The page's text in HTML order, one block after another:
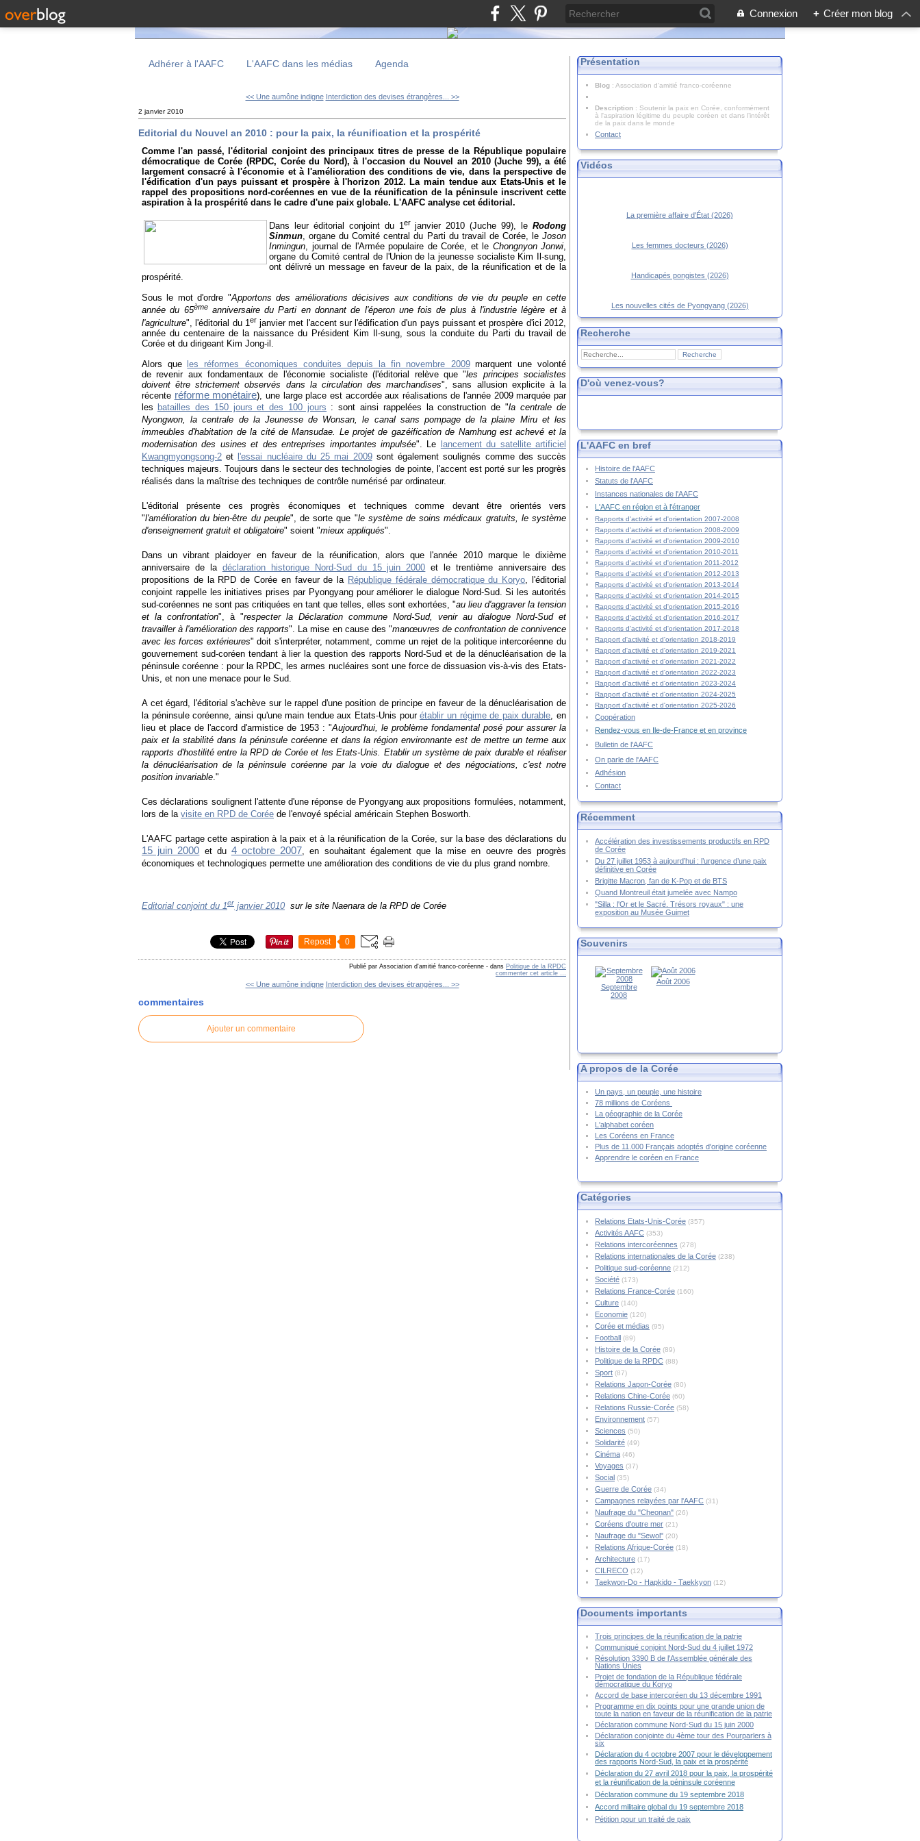
Connexion + Créer mon blog
Adhérer à l'AAFC L'AAFC dans les médias Agenda
<< Une aumône indigne Interdiction des devises étrangères... >>
2 janvier 2010
Editorial du Nouvel an 2010 : pour la paix, la réunification et la prospérité
Comme l'an passé, l'éditorial conjoint des principaux titres de presse de la République populaire
démocratique de Corée (RPDC, Corée du Nord), à l'occasion du Nouvel an 2010 (Juche 99), a été
largement consacré à l'économie et à l'amélioration des conditions de vie, dans la perspective de
l'édification d'un pays puissant et prospère à l'horizon 2012. La main tendue aux Etats-Unis et le
rappel des propositions nord-coréennes en vue de la réunification de la péninsule inscrivent cette
aspiration à la prospérité dans le cadre d'une paix globale. L'AAFC analyse cet éditorial.
Dans leur éditorial conjoint du 1erjanvier 2010 (Juche 99), leRodong
Sinmun , organe du Comité central du Parti du travail de Corée, le Joson
Inmingun , journal de l'Armée populaire de Corée, et le Chongnyon Jonwi
organe du Comité central de l'Union de la jeunesse socialiste Kim Il-sung,
ont délivré un message en faveur de la paix, de la réunification et de la
prospérité.
Sous le mot d'ordre "Apportons des améliorations décisives aux conditions de vie du peuple en cette
année du 65èmeanniversaire du Parti en donnant de l'éperon une fois de plus à l'industrie légère et à
l'agriculture", l'éditorial du 1erjanvier met l'accent sur l'édification d'un pays puissant et prospère d'ici 2012,
année du centenaire de la naissance du Président Kim Il-sung, sous la conduite du Parti du travail de
Corée et du dirigeant Kim Jong-il.
Alors que les réformes économiques conduites depuis la fin novembre 2009 marquent une volonté
de revenir aux fondamentaux de l'économie socialiste (l'éditorial relève que "les principes socialistes
doivent être strictement observés dans la circulation des marchandises", sans allusion explicite à la
récente réforme monétaire), une large place est accordée aux réalisations de l'année 2009 marquée par
les batailles des 150 jours et des 100 jours : sont ainsi rappelées la construction de "la centrale de
Nyongwon, la centrale de la Jeunesse de Wonsan, le canal sans pompage de la plaine Miru et les
immeubles d'habitation de la cité de Mansudae. Le projet de gazéification de Namhung est achevé et la
modernisation des usines et des entreprises importantes impulsée". Le lancement du satellite artificiel
Kwangmyongsong-2 et l'essai nucléaire du 25 mai 2009 sont également soulignés comme des succès
techniques majeurs. Toujours dans le secteur des technologies de pointe, l'accent est porté sur les progrès
réalisés dans la maîtrise des techniques de contrôle numérisé par ordinateur.
L'éditorial présente ces progrès économiques et techniques comme devant être orientés vers
"l'amélioration du bien-être du peuple", de sorte que "le système de soins médicaux gratuits, le système
d'enseignement gratuit et obligatoire" soient "mieux appliqués".
Dans un vibrant plaidoyer en faveur de la réunification, alors que l'année 2010 marque le dixième
anniversaire de la déclaration historique Nord-Sud du 15 juin 2000 et le trentième anniversaire des
propositions de la RPD de Corée en faveur de la République fédérale démocratique du Koryo , l'éditorial
conjoint rappelle les initiatives prises par Pyongyang pour améliorer le dialogue Nord-Sud. Si les autorités
sud-coréennes ne sont pas critiquées en tant que telles, elles sont exhortées, "au lieu d'aggraver la tension
et la confrontation", à "respecter la Déclaration commune Nord-Sud, venir au dialogue Nord-Sud et
travailler à l'amélioration des rapports". La mise en cause des "manœuvres de confrontation de connivence
avec les forces extérieures" doit s'interpréter, notamment, comme un rejet de la politique intercoréenne du
gouvernement sud-coréen tendant à lier la question des rapports Nord-Sud et de la dénucléarisation de la
péninsule coréenne : pour la RPDC, les armes nucléaires sont une force de dissuasion vis-à-vis des Etats-
Unis, et non une menace pour le Sud.
A cet égard, l'éditorial s'achève sur le rappel d'une position de principe en faveur de la dénucléarisation de
la péninsule coréenne, ainsi qu'une main tendue aux Etats-Unis pour établir un régime de paix durable , en
lieu et place de l'accord d'armistice de 1953 : "Aujourd'hui, le problème fondamental posé pour assurer la
paix et la stabilité dans la péninsule coréenne et dans la région environnante est de mettre un terme aux
rapports d'hostilité entre la RPD de Corée et les Etats-Unis. Etablir un système de paix durable et réaliser
la dénucléarisation de la péninsule coréenne par la voie du dialogue et des négociations, c'est notre
position invariable ."
Ces déclarations soulignent l'attente d'une réponse de Pyongyang aux propositions formulées, notamment,
lors de la visite en RPD de Corée de l'envoyé spécial américain Stephen Bosworth.
L'AAFC partage cette aspiration à la paix et à la réunification de la Corée, sur la base des déclarations du
15 juin 2000 et du 4 octobre 2007 , en souhaitant également que la mise en oeuvre des progrès
économiques et technologiques permette une amélioration des conditions de vie du plus grand nombre.
Editorial conjoint du 1er janvier 2010 sur le site Naenara de la RPD de Corée
Repost 0
Publié par Association d'amitié franco-coréenne - dans Politique de la RPDC
commenter cet article
<< Une aumône indigne Interdiction des devises étrangères... >>
commentaires
Ajouter un commentaire
Présentation
Blog : Association d'amitié franco-coréenne
Description : Soutenir la paix en Corée, conformément
à l'aspiration légitime du peuple coréen et dans l’intérêt
de la paix dans le monde
Contact
Vidéos
La première affaire d'État (2026)
Les femmes docteurs (2026)
Handicapés pongistes (2026)
Les nouvelles cités de Pyongyang (2026)
Recherche
D'où venez-vous?
L'AAFC en bref
Histoire de l'AAFC
Statuts de l'AAFC
Instances nationales de l'AAFC
L'AAFC en région et à l'étranger
Rapports d'activité et d'orientation 2007-2008
Rapports d'activité et d'orientation 2008-2009
Rapports d'activité et d'orientation 2009-2010
Rapports d'activité et d'orientation 2010-2011
Rapports d'activité et d'orientation 2011-2012
Rapports d'activité et d'orientation 2012-2013
Rapports d'activité et d'orientation 2013-2014
Rapports d'activité et d'orientation 2014-2015
Rapports d'activité et d'orientation 2015-2016
Rapports d'activité et d'orientation 2016-2017
Rapports d'activité et d'orientation 2017-2018
Rapport d'activité et d'orientation 2018-2019
Rapport d'activité et d'orientation 2019-2021
Rapport d'activité et d'orientation 2021-2022
Rapport d'activité et d'orientation 2022-2023
Rapport d'activité et d'orientation 2023-2024
Rapport d'activité et d'orientation 2024-2025
Rapport d'activité et d'orientation 2025-2026
Coopération
Rendez-vous en Ile-de-France et en province
Bulletin de l'AAFC
On parle de l'AAFC
Adhésion
Contact
Récemment
Accélération des investissements productifs en RPD
de Corée
Du 27 juillet 1953 à aujourd’hui : l’urgence d’une paix
définitive en Corée
Brigitte Macron, fan de K-Pop et de BTS
Quand Montreuil était jumelée avec Nampo
"Silla : l'Or et le Sacré. Trésors royaux" : une
exposition au Musée Guimet
Souvenirs
Septembre
2008
Août 2006
A propos de la Corée
Un pays, un peuple, une histoire
78 millions de Coréens
La géographie de la Corée
L'alphabet coréen
Les Coréens en France
Plus de 11.000 Français adoptés d'origine coréenne
Apprendre le coréen en France
Catégories
Relations Etats-Unis-Corée (357)
Activités AAFC (353)
Relations intercoréennes (278)
Relations internationales de la Corée (238)
Politique sud-coréenne (212)
Société (173)
Relations France-Corée (160)
Culture (140)
Economie (120)
Corée et médias (95)
Football (89)
Histoire de la Corée (89)
Politique de la RPDC (88)
Sport (87)
Relations Japon-Corée (80)
Relations Chine-Corée (60)
Relations Russie-Corée (58)
Environnement (57)
Sciences (50)
Solidarité (49)
Cinéma (46)
Voyages (37)
Social (35)
Guerre de Corée (34)
Campagnes relayées par l'AAFC (31)
Naufrage du "Cheonan" (26)
Coréens d'outre mer (21)
Naufrage du "Sewol" (20)
Relations Afrique-Corée (18)
Architecture (17)
CILRECO (12)
Taekwon-Do - Hapkido - Taekkyon (12)
Documents importants
Trois principes de la réunification de la patrie
Communiqué conjoint Nord-Sud du 4 juillet 1972
Résolution 3390 B de l'Assemblée générale des
Nations Unies
Projet de fondation de la République fédérale
démocratique du Koryo
Accord de base intercoréen du 13 décembre 1991
Programme en dix points pour une grande union de
toute la nation en faveur de la réunification de la patrie
Déclaration commune Nord-Sud du 15 juin 2000
Déclaration conjointe du 4ème tour des Pourparlers à
six
Déclaration du 4 octobre 2007 pour le développement
des rapports Nord-Sud, la paix et la prospérité
Déclaration du 27 avril 2018 pour la paix, la prospérité
et la réunification de la péninsule coréenne
Déclaration commune du 19 septembre 2018
Accord militaire global du 19 septembre 2018
Pétition pour un traité de paix